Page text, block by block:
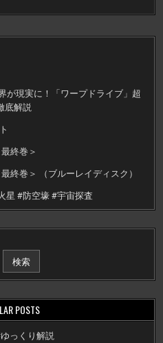
が現実に！「ワープドライブ」超
底解説
終巻＞
終巻＞ （ブルーレイディスク）
星 #防空壕 #宇宙探査
検索
POSTS
っくり解説